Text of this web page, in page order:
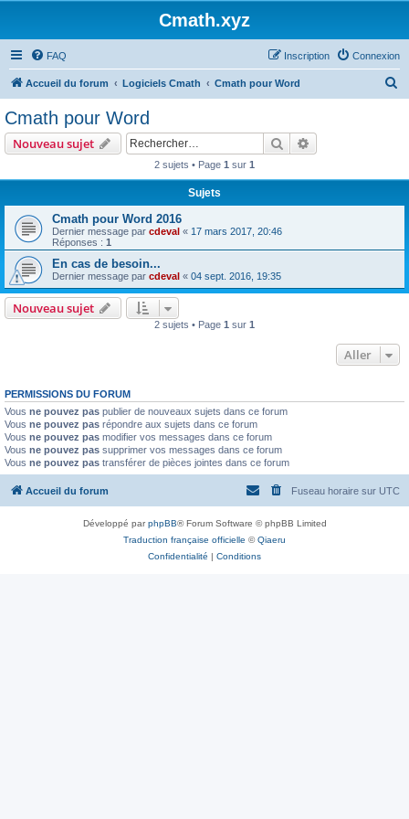
Cmath.xyz
FAQ Connexion
Inscription
Accueil du forum Logiciels Cmath Cmath pour Word
Cmath pour Word
Nouveau sujet Rechercher
2 sujets • Page 1 sur 1
Sujets
Cmath pour Word 2016
Dernier message par cdeval « 17 mars 2017, 20:46
Réponses : 1
En cas de besoin...
Dernier message par cdeval « 04 sept. 2016, 19:35
Nouveau sujet
2 sujets • Page 1 sur 1
Aller
PERMISSIONS DU FORUM
Vous ne pouvez pas publier de nouveaux sujets dans ce forum
Vous ne pouvez pas répondre aux sujets dans ce forum
Vous ne pouvez pas modifier vos messages dans ce forum
Vous ne pouvez pas supprimer vos messages dans ce forum
Vous ne pouvez pas transférer de pièces jointes dans ce forum
Accueil du forum Fuseau horaire sur UTC
Développé parphpBB® Forum Software © phpBB Limited
Traduction française officielle ©Qiaeru
Confidentialité | Conditions